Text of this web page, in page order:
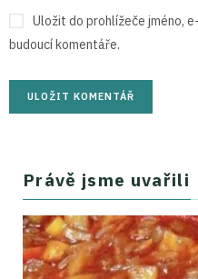
Uložit do prohlížeče jméno,
budoucí komentáře.
Právě jsme uvařili